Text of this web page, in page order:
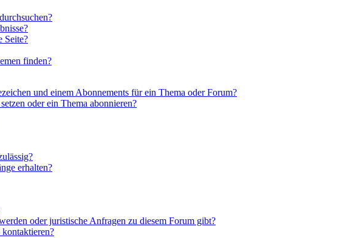
Seite?
finden?
und einem Abonnements für ein Thema oder Forum?
oder ein Thema abonnieren?
erhalten?
oder juristische Anfragen zu diesem Forum gibt?